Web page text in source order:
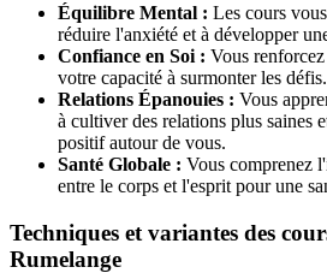
Équilibre Mental : Les cours
réduire l'anxiété et à développer
Confiance en Soi : Vous
votre capacité à surmonter les défis.
Relations Épanouies : Vous
à cultiver des relations plus saines
positif autour de vous.
Santé Globale : Vous comprenez
entre le corps et l'esprit pour une
Techniques et variantes des
Rumelange